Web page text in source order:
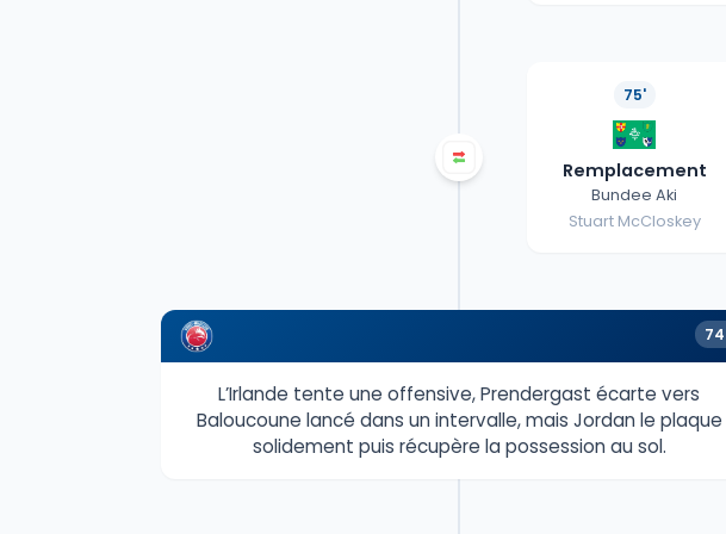
75'
Remplacement
Bundee Aki
Stuart McCloskey
L’Irlande tente une offensive, Prendergast écarte vers
Baloucoune lancé dans un intervalle, mais Jordan le plaque
solidement puis récupère la possession au sol.